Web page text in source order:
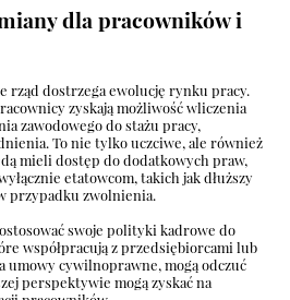
dla pracowników i
rząd dostrzega ewolucję rynku pracy.
zyskają możliwość wliczenia
zawodowego do stażu pracy,
To nie tylko uczciwe, ale również
mieli dostęp do dodatkowych praw,
etatowcom, takich jak dłuższy
przypadku zwolnienia.
swoje polityki kadrowe do
współpracują z przedsiębiorcami lub
umowy cywilnoprawne, mogą odczuć
perspektywie mogą zyskać na